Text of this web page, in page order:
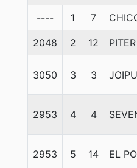
---- 1 7
2048 2 12
3050 3 3
2953 4 4
2953 5 14 EL